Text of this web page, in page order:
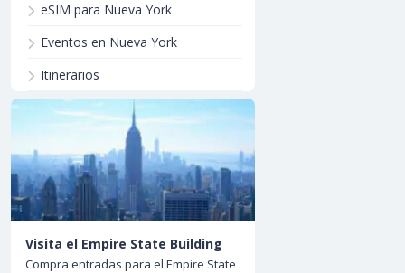
eSIM para Nueva York
Eventos en Nueva York
Itinerarios
Visita el Empire State Building
Compra entradas para el Empire State